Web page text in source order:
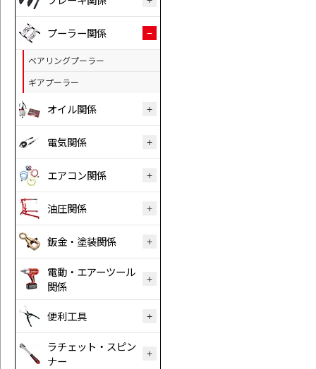
プーラー関係
ベアリングプーラー
ギアプーラー
オイル関係
電気関係
エアコン関係
油圧関係
鈑金・塗装関係
電動・エアーツール
関係
便利工具
ラチェット・スピン
ナー